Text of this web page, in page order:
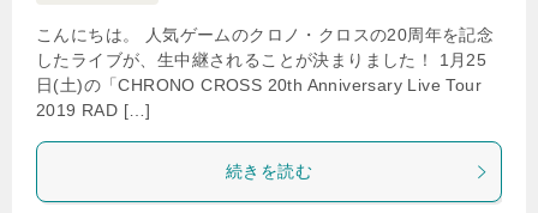
こんにちは。 人気ゲームのクロノ・クロスの20周年を記念
したライブが、生中継されることが決まりました！ 1月25
日(土)の「CHRONO CROSS 20th Anniversary Live Tour
2019 RAD […]
続きを読む